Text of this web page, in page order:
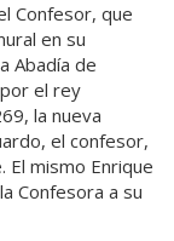
Confesor, que
en su
Abadía de
el rey
la nueva
el confesor,
El mismo Enrique
Confesora a su